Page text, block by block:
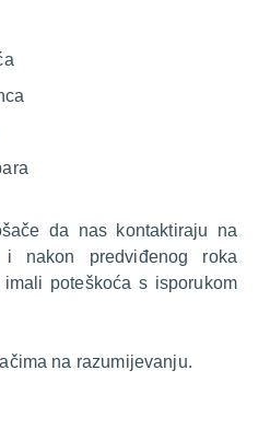
da nas kontaktiraju na
nakon predviđenog roka
poteškoća s isporukom
na razumijevanju.